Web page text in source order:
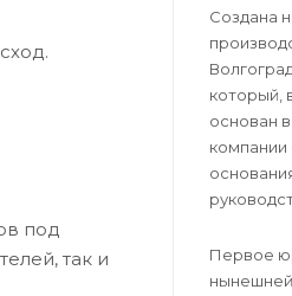
под
так и
Создана
который,
основан
компании
Первое